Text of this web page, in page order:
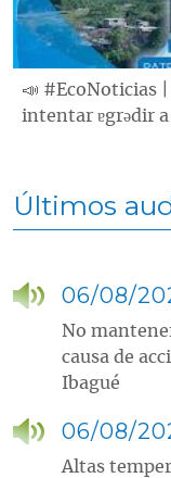
📣 #EcoNoticias
intentar ɐgrǝdir
Últimos
06/08/
No
causa de
Ibagué
06/08/
Altas